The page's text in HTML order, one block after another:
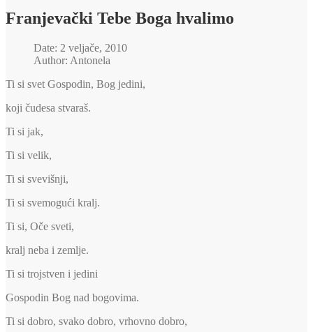
Franjevački Tebe Boga hvalimo
Date: 2 veljače, 2010
Author: Antonela
Ti si svet Gospodin, Bog jedini,
koji čudesa stvaraš.
Ti si jak,
Ti si velik,
Ti si svevišnji,
Ti si svemogući kralj.
Ti si, Oče sveti,
kralj neba i zemlje.
Ti si trojstven i jedini
Gospodin Bog nad bogovima.
Ti si dobro, svako dobro, vrhovno dobro,